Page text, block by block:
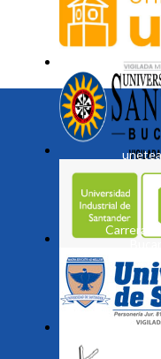
Carrera